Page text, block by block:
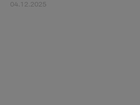
04.12.2025